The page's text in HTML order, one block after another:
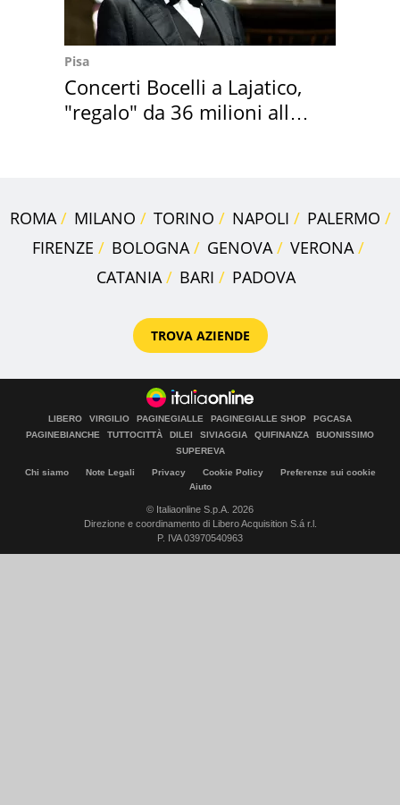
Pisa
Concerti Bocelli a Lajatico,
"regalo" da 36 milioni alla
ROMA MILANO TORINO NAPOLI
PALERMO
FIRENZE
BOLOGNA GENOVA
VERONA
CATANIA
BARI PADOVA
TROVA AZIENDE
LIBERO VIRGILIO PAGINEGIALLE PAGINEGIALLE SHOP
PGCASA
PAGINEBIANCHE
TUTTOCITTÀ DILEI SIVIAGGIA QUIFINANZA
BUONISSIMO
SUPEREVA
Chi siamo Note Legali Privacy Cookie Policy
Preferenze sui cookie
Aiuto
© Italiaonline S.p.A. 2026
Direzione e coordinamento di Libero Acquisition S.á r.l.
P. IVA 03970540963